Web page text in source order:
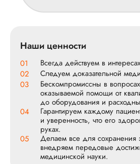
Наши ценности
01
Всегда действуем в
02
Следуем доказательной
03
Бескомпромиссны в вопросах
оказываемой помощи от
до оборудования и
04
Гарантируем каждому
и уверенность, что его
руках.
05
Делаем все для сохранения
внедряем передовые
медицинской науки.